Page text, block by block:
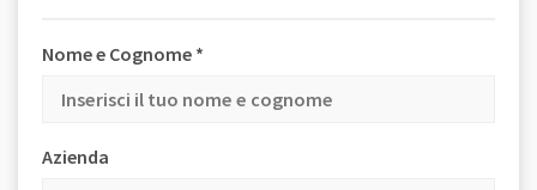
Nome e Cognome *
Azienda